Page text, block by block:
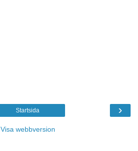
›
Startsida
Visa webbversion